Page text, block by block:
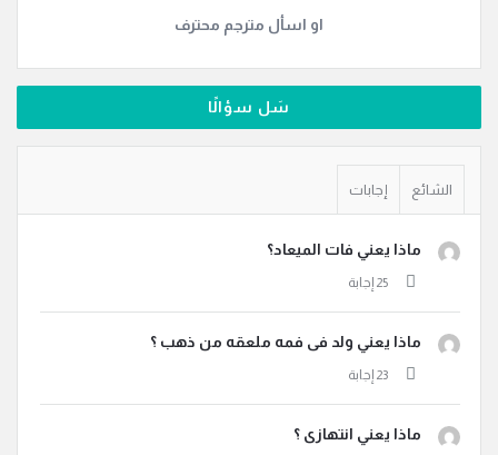
او اسأل مترجم محترف
سَل سؤالًا
الشائع إجابات
ماذا يعني فات الميعاد؟
ماذا يعني ولد فى فمه ملعقه من ذهب ؟
ماذا يعني انتهازى ؟